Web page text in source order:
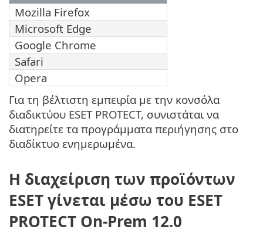
Mozilla Firefox
Microsoft Edge
Google Chrome
Safari
Opera
Για τη βέλτιστη εμπειρία με την κονσόλα
διαδικτύου ESET PROTECT, συνιστάται να
διατηρείτε τα προγράμματα περιήγησης στο
διαδίκτυο ενημερωμένα.
Η διαχείριση των προϊόντων
ESET γίνεται μέσω του ESET
PROTECT On-Prem 12.0